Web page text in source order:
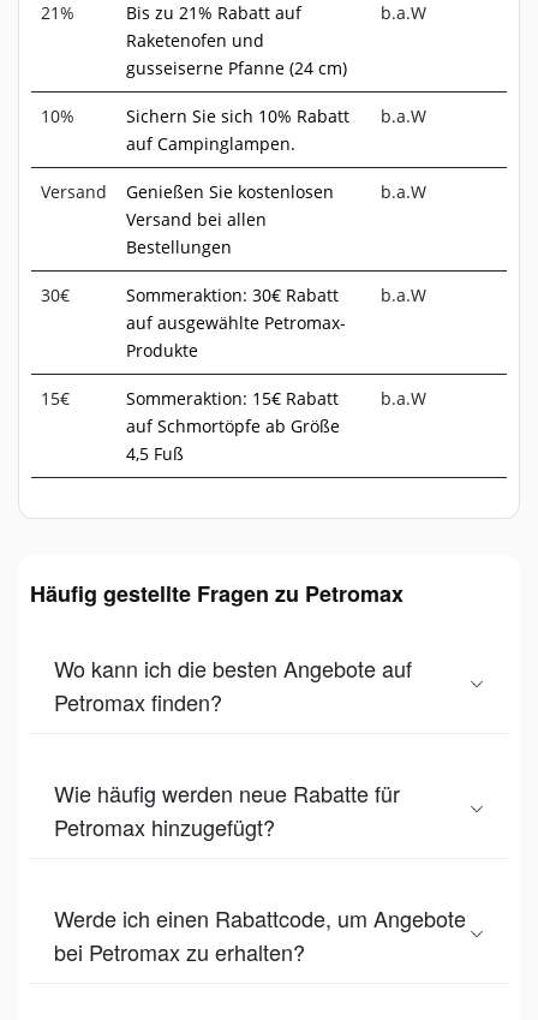
21%
Bis zu 21% Rabatt auf
Raketenofen und
gusseiserne Pfanne (24 cm)
b.a.W
10%
Sichern Sie sich 10% Rabatt
auf Campinglampen.
b.a.W
Versand
Genießen Sie kostenlosen
Versand bei allen
Bestellungen
b.a.W
30€
Sommeraktion: 30€ Rabatt
auf ausgewählte Petromax-
Produkte
b.a.W
15€
Sommeraktion: 15€ Rabatt
auf Schmortöpfe ab Größe
4,5 Fuß
b.a.W
Häufig gestellte Fragen zu Petromax
Wo kann ich die besten Angebote auf
Petromax finden?
Wie häufig werden neue Rabatte für
Petromax hinzugefügt?
Werde ich einen Rabattcode, um Angebote
bei Petromax zu erhalten?